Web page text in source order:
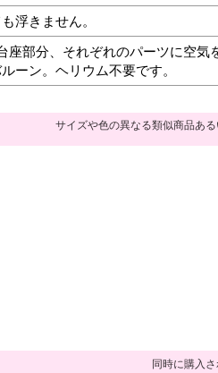
浮きません。
座部分、それぞれのパーツに空気
ーン。ヘリウム不要です。
サイズや色の異なる類似商品あ
同時に購入